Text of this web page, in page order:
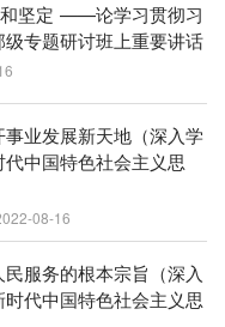
和坚定 ——论学习贯彻习
专题研讨班上重要讲话
业发展新天地（深入学
中国特色社会主义思
08-16
服务的根本宗旨（深入
代中国特色社会主义思